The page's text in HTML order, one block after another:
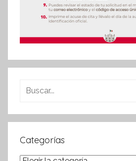
Buscar:
Categorías